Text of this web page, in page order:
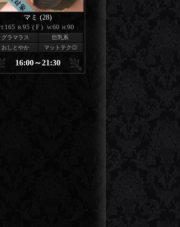
マミ (28)
T. 165 B. 95 (F) W.60 H. 90
グラマラス
巨乳系
おしとやか
マットテク◎
16:00～21:30